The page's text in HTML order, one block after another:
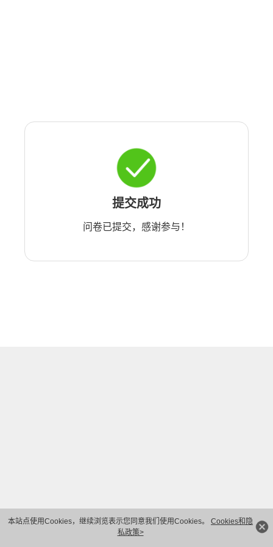
本站点使用Cookies，继续浏览表示您同意我们使用Cookies。 Cookies和隐
私政策>
提交成功
问卷已提交，感谢参与！